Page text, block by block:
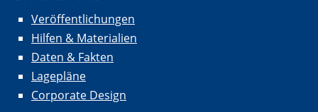
Veröffentlichungen
Hilfen & Materialien
Daten & Fakten
Lagepläne
Corporate Design